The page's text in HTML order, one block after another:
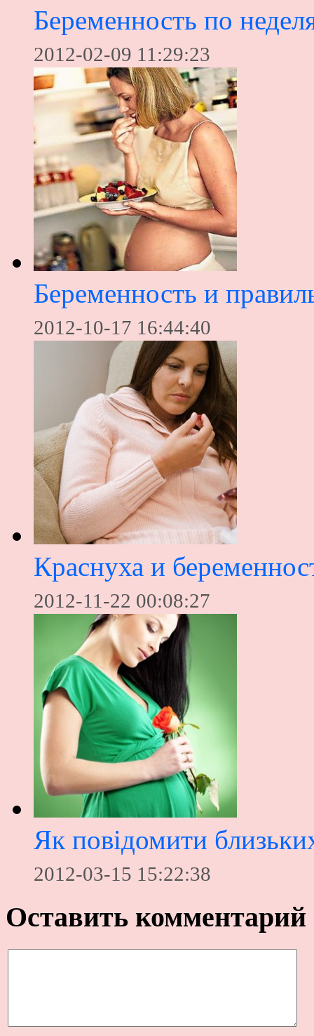
Беременность по
2012-02-09 11:29:23
Беременность и
2012-10-17 16:44:40
Краснуха и
2012-11-22 00:08:27
Як повідомити
2012-03-15 15:22:38
Оставить комментарий